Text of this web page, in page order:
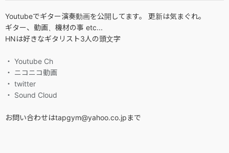
Youtubeでギター演奏動画を公開してます。 更新は気まぐれ。
ギター、動画、機材の事 etc...
HNは好きなギタリスト3人の頭文字
・ Youtube Ch
・ ニコニコ動画
・ twitter
・ Sound Cloud
お問い合わせはtapgym@yahoo.co.jpまで